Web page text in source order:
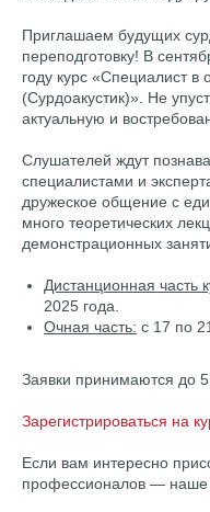
Приглашаем будущих
переподготовку! В
году курс «Специалист в
(Сурдоакустик)». Не
актуальную и
Слушателей ждут
специалистами и
дружеское общение с
много теоретических
демонстрационных
Дистанционная часть
2025 года.
Очная часть: с 17 по
Заявки принимаются до 5
Зарегистрироваться на
Если вам интересно
профессионалов — наше